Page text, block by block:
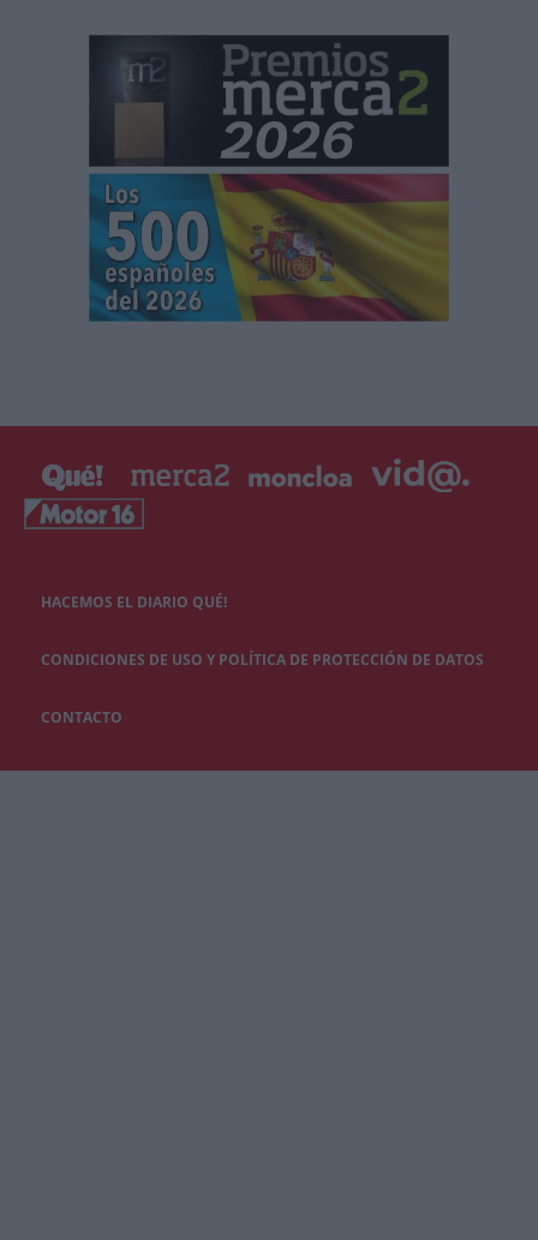
HACEMOS EL DIARIO QUÉ!
CONDICIONES DE USO Y POLÍTICA DE PROTECCIÓN DE DATOS
CONTACTO